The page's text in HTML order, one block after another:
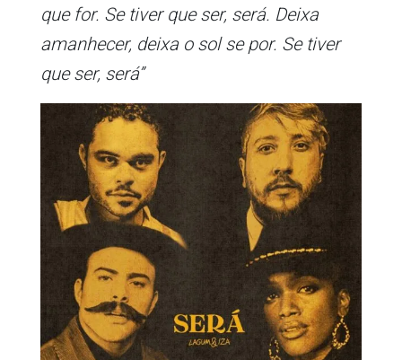
que for. Se tiver que ser, será. Deixa
amanhecer, deixa o sol se por. Se tiver
que ser, será”